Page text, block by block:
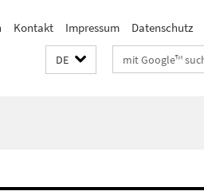
Kontakt Impressum Datenschutz
DE Suchbegriffe